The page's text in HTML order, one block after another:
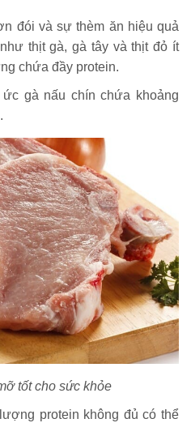
đói và sự thèm ăn hiệu quả
thịt gà, gà tây và thịt đỏ ít
chứa đầy protein.
gà nấu chín chứa khoảng
tốt cho sức khỏe
protein không đủ có thể